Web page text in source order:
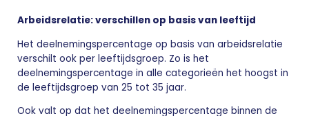
Arbeidsrelatie: verschillen op basis van leeftijd
Het deelnemingspercentage op basis van arbeidsrelatie
verschilt ook per leeftijdsgroep. Zo is het
deelnemingspercentage in alle categorieën het hoogst in
de leeftijdsgroep van 25 tot 35 jaar.
Ook valt op dat het deelnemingspercentage binnen de